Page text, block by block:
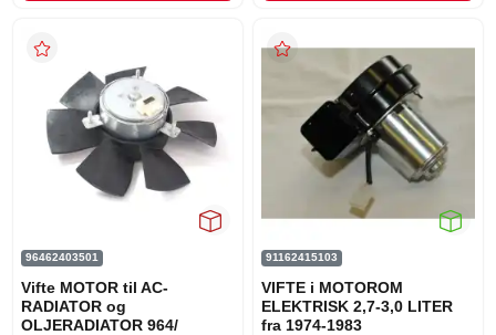
96462403501
Vifte MOTOR til AC-
RADIATOR og
OLJERADIATOR 964/
91162415103
VIFTE i MOTOROM
ELEKTRISK 2,7-3,0 LITER
fra 1974-1983